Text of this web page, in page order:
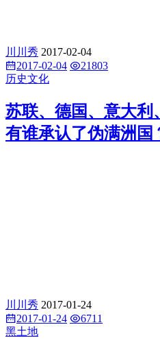
川川秀 2017-02-04
2017-02-04
21803
历史文化
苏联、德国、意大
有谁承认了伪满洲国
川川秀 2017-01-24
2017-01-24
6711
黑土地